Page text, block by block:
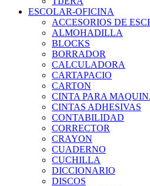
ESCOLAR-OFICINA
ACCESORIOS DE
ALMOHADILLA
BLOCKS
BORRADOR
CALCULADORA
CARTAPACIO
CARTON
CINTA PARA
CINTAS ADHESIVAS
CONTABILIDAD
CORRECTOR
CRAYON
CUADERNO
CUCHILLA
DICCIONARIO
DISCOS